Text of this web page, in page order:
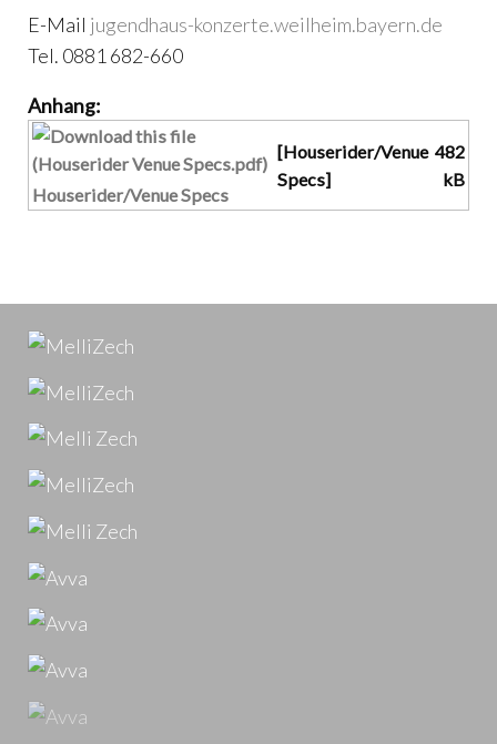
E-Mail jugendhaus-konzerte.weilheim.bayern.de
Tel. 0881 682-660
Anhang:
Houserider/Venue Specs
[Houserider/Venue
Specs]
482
kB